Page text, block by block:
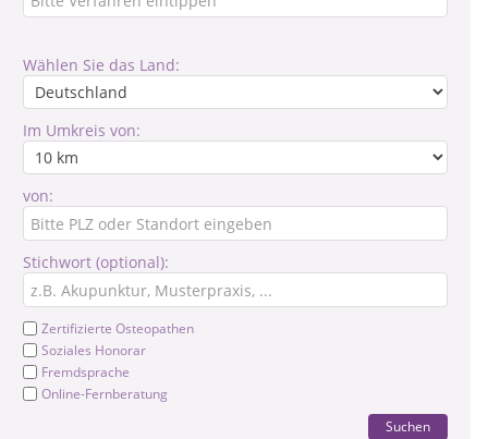
Wählen Sie das Land:
Im Umkreis von:
von:
Stichwort (optional):
Zertifizierte Osteopathen
Soziales Honorar
Fremdsprache
Online-Fernberatung
Suchen